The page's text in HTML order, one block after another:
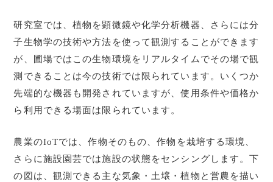
研究室では、植物を顕微鏡や化学分析機器、さらには分
子生物学の技術や方法を使って観測することができます
が、圃場ではこの生物環境をリアルタイムでその場で観
測できることは今の技術では限られています。いくつか
先端的な機器も開発されていますが、使用条件や価格か
ら利用できる場面は限られています。
農業のIoTでは、作物そのもの、作物を栽培する環境、
さらに施設園芸では施設の状態をセンシングします。下
の図は、観測できる主な気象・土壌・植物と営農を描い